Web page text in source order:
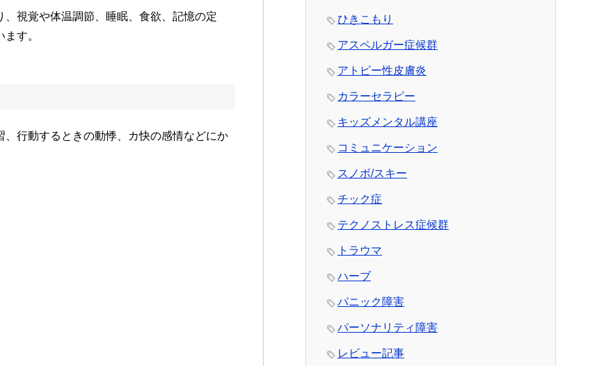
視覚や体温調節、睡眠、食欲、記憶の定
す。
行動するときの動悸、カ快の感情などにか
ひきこもり
アスペルガー症候群
アトピー性皮膚炎
カラーセラピー
キッズメンタル講座
コミュニケーション
スノボ/スキー
チック症
テクノストレス症候群
トラウマ
ハーブ
パニック障害
パーソナリティ障害
レビュー記事